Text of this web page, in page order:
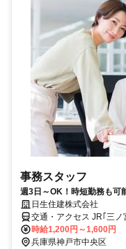
事務スタッフ
週3日～OK！時短勤務も可
日生住建株式会社
交通・アクセス JR｢三
時給1,200円～1,600円
兵庫県神戸市中央区